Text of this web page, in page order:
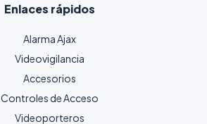
Enlaces rápidos
Alarma Ajax
Videovigilancia
Accesorios
Controles de Acceso
Videoporteros